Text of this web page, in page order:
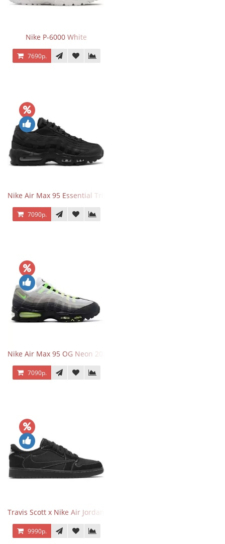
Nike P-6000 White
7690р.
Nike Air Max 95 Essential Triple Black
7090р.
Nike Air Max 95 OG Neon 2025
7090р.
Travis Scott x Nike Air Jordan 1 Retro Low OG SP Black Phantom
9990р.